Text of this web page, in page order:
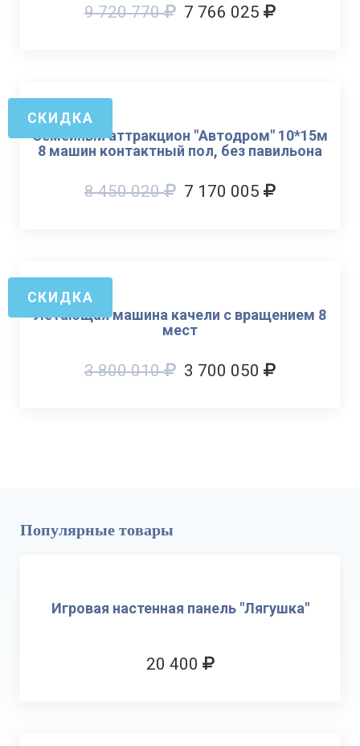
9 720 770 7 766 025
Семейный аттракцион "Автодром" 10*15м
8 машин контактный пол, без павильона
8 450 020 7 170 005
СКИДКА
Летающая машина качели с вращением 8
мест
3 800 010 3 700 050
СКИДКА
Популярные товары
Игровая настенная панель "Лягушка"
20 400